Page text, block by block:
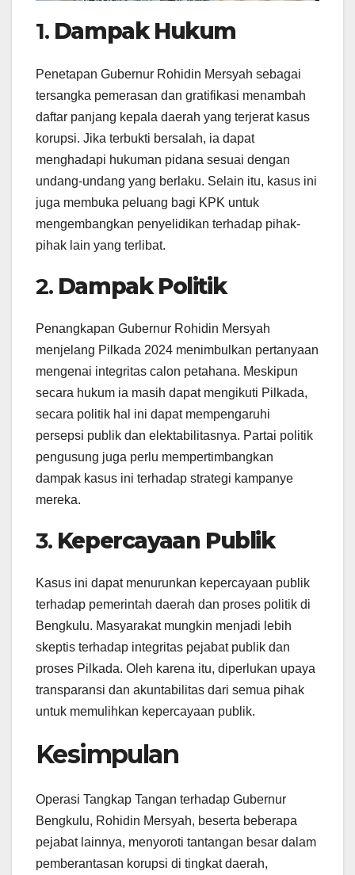
1. Dampak Hukum
Penetapan Gubernur Rohidin Mersyah sebagai
tersangka pemerasan dan gratifikasi menambah
daftar panjang kepala daerah yang terjerat kasus
korupsi. Jika terbukti bersalah, ia dapat
menghadapi hukuman pidana sesuai dengan
undang-undang yang berlaku. Selain itu, kasus ini
juga membuka peluang bagi KPK untuk
mengembangkan penyelidikan terhadap pihak-
pihak lain yang terlibat.
2. Dampak Politik
Penangkapan Gubernur Rohidin Mersyah
menjelang Pilkada 2024 menimbulkan pertanyaan
mengenai integritas calon petahana. Meskipun
secara hukum ia masih dapat mengikuti Pilkada,
secara politik hal ini dapat mempengaruhi
persepsi publik dan elektabilitasnya. Partai politik
pengusung juga perlu mempertimbangkan
dampak kasus ini terhadap strategi kampanye
mereka.
3. Kepercayaan Publik
Kasus ini dapat menurunkan kepercayaan publik
terhadap pemerintah daerah dan proses politik di
Bengkulu. Masyarakat mungkin menjadi lebih
skeptis terhadap integritas pejabat publik dan
proses Pilkada. Oleh karena itu, diperlukan upaya
transparansi dan akuntabilitas dari semua pihak
untuk memulihkan kepercayaan publik.
Kesimpulan
Operasi Tangkap Tangan terhadap Gubernur
Bengkulu, Rohidin Mersyah, beserta beberapa
pejabat lainnya, menyoroti tantangan besar dalam
pemberantasan korupsi di tingkat daerah,